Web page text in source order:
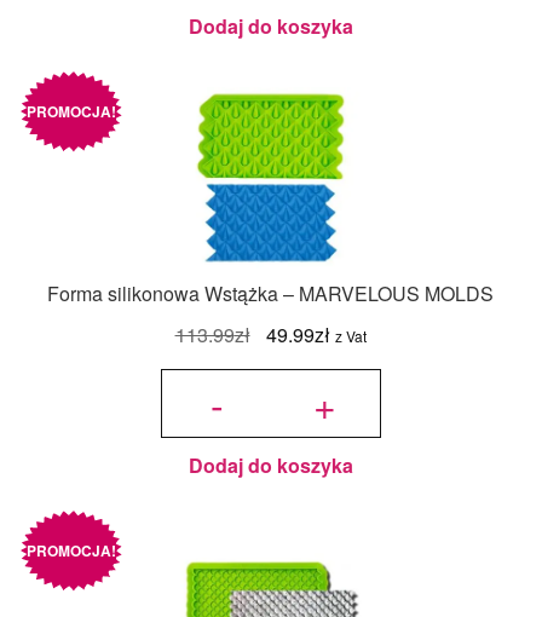
Dodaj do koszyka
Forma silikonowa Wstążka – MARVELOUS MOLDS
PROMOCJA!
113.99zł Pierwotna
cena
113.99zł.
49.99złAktualna
cena
z Vat
-
ilość Forma
MARVELOUS
MOLDS +
Dodaj do koszyka
PROMOCJA!